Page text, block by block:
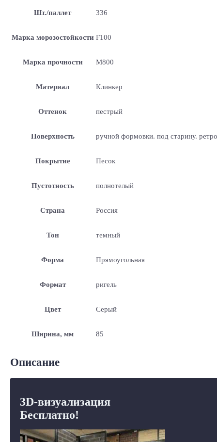
Шт./паллет 336
Марка морозостойкости F100
Марка прочности М800
Материал Клинкер
Оттенок пестрый
Поверхность ручной формовки. под старину. ретро
Покрытие Песок
Пустотность полнотелый
Страна Россия
Тон темный
Форма Прямоугольная
Формат ригель
Цвет Серый
Ширина, мм 85
Описание
3D-визуализация
Бесплатно!